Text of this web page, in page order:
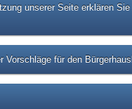
unserer Seite erklären
für den